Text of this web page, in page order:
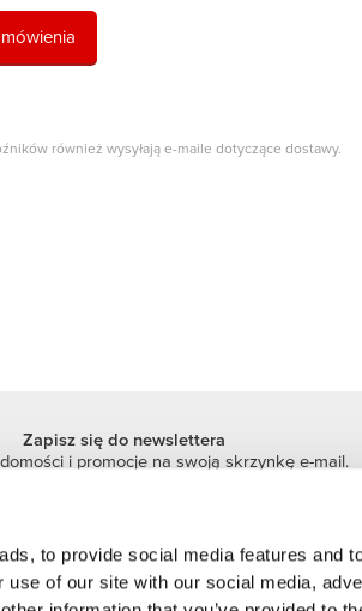
to provide social media features and
of our site with our social media,
również wysyłają e-maile dotyczące dostawy.
Zapisz się do newslettera
i promocje na swoją skrzynkę e-mail.